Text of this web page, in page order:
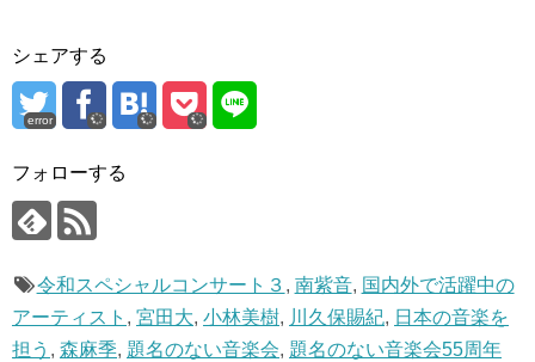
シェアする
error
フォローする
令和スペシャルコンサート３ , 南紫音, 国内外で活躍中の
アーティスト , 宮田大, 小林美樹, 川久保賜紀, 日本の音楽を
担う , 森麻季, 題名のない音楽会, 題名のない音楽会55周年